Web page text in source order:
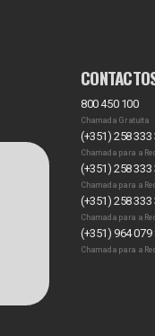
800 450 100
Chamada Gratuita
(+351) 258 333
Chamada para a
(+351) 258 333
Chamada para a
(+351) 258 333
Chamada para a
(+351) 964 079
Chamada para a